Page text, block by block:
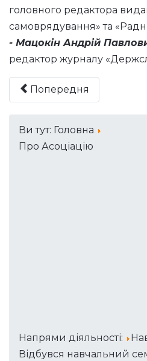
головного редактора
самоврядування» та
- Мацокін Андрій
редактор журналу
Попередня
Ви тут: Головна
Про Асоціацію
Напрями діяльності:
Відбувся навчальний